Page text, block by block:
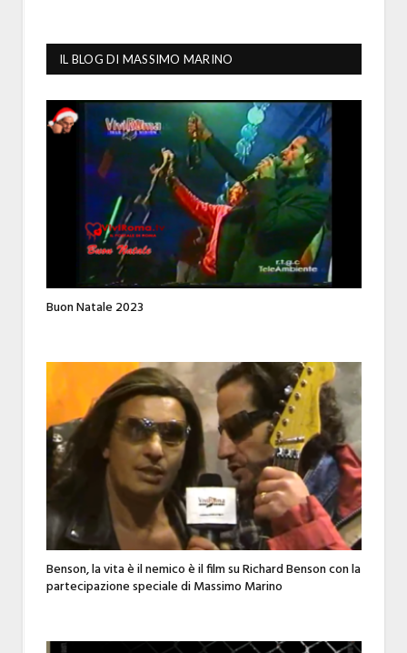
IL BLOG DI MASSIMO MARINO
Buon Natale 2023
Benson, la vita è il nemico è il film su Richard Benson con la
partecipazione speciale di Massimo Marino